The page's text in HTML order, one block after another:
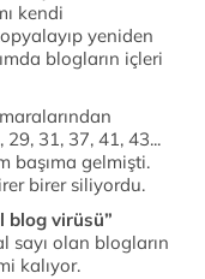
kendi
yeniden
blogların içleri
31, 37, 41, 43...
başıma gelmişti.
birer siliyordu.
blog virüsü”
sayı olan blogların
kalıyor.